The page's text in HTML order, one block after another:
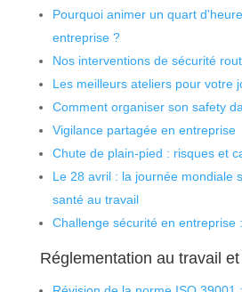
Pourquoi animer un quart
entreprise ?
Nos interventions de sécurité
Les meilleurs ateliers pour votre
Comment organiser son safety
Vigilance partagée en entreprise
Chute de plain-pied : risques et
Le 28 avril : la journée mondiale
santé au travail
Challenge sécurité en entreprise
Réglementation au travail